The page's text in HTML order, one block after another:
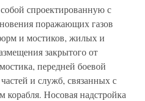
спроектированную с
поражающих газов
и мостиков, жилых и
закрытого от
передней боевой
и служб, связанных с
корабля. Носовая надстройка